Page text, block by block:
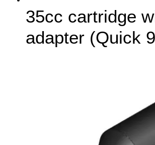
35cc cartridge
adapter (Quick